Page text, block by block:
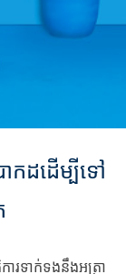
ាកដដើម្បីទៅ
ារទាក់ទងនឹងអត្រា